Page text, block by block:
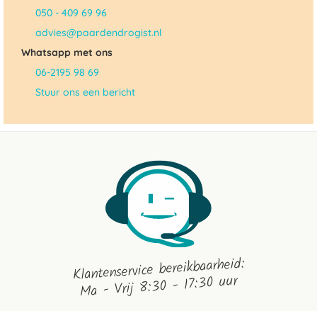
050 - 409 69 96
advies@paardendrogist.nl
Whatsapp met ons
06-2195 98 69
Stuur ons een bericht
Klantenservice bereikbaarheid:
Ma - Vrij 8:30 - 17:30 uur